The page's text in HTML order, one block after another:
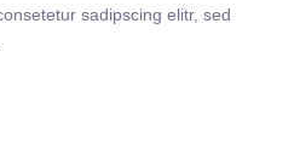
sadipscing elitr, sed